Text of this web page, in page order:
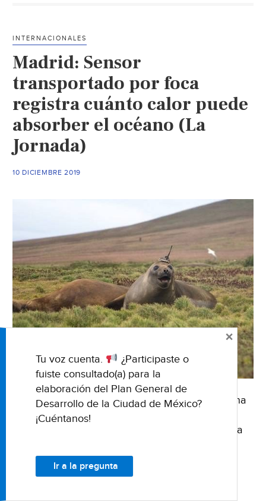
de
INTERNACIONALES
Madrid: Sensor
transportado por foca
registra cuánto calor puede
absorber el océano (La
Jornada)
10 DICIEMBRE 2019
10 de diciembre del 2019 Fuente: La Jornada Una
foca equipada por la NASA con un pequeño
sensor en forma de sombrero permitió analizar la
leyendoMadrid:
Sensor
→
Tu voz cuenta.
¿Participaste o
fuiste consultado(a) para la
elaboración del Plan General de
Desarrollo de la Ciudad de México?
¡Cuéntanos!
Ir a la pregunta
×